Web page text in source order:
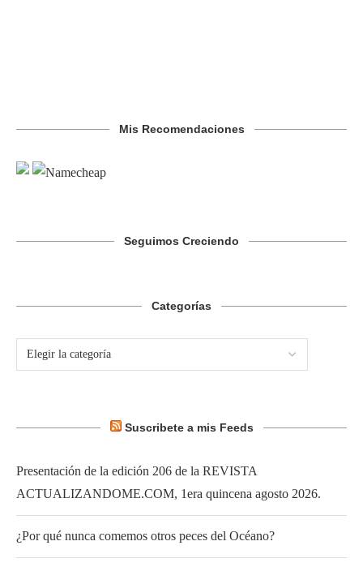
Mis Recomendaciones
Seguimos Creciendo
Categorías
Suscribete a mis Feeds
Presentación de la edición 206 de la REVISTA
ACTUALIZANDOME.COM, 1era quincena agosto 2026.
¿Por qué nunca comemos otros peces del Océano?